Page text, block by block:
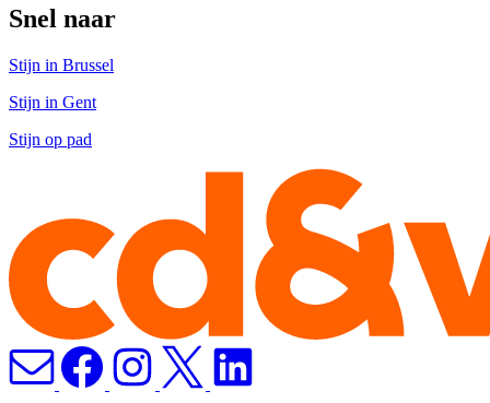
Snel naar
Stijn in Brussel
Stijn in Gent
Stijn op pad